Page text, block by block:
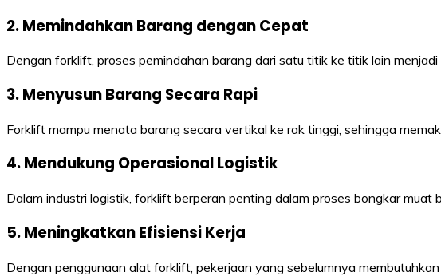
2. Memindahkan Barang dengan Cepat
Dengan forklift, proses pemindahan barang dari satu titik ke titik lain
3. Menyusun Barang Secara Rapi
Forklift mampu menata barang secara vertikal ke rak tinggi, sehingga
4. Mendukung Operasional Logistik
Dalam industri logistik, forklift berperan penting dalam proses bongkar muat
5. Meningkatkan Efisiensi Kerja
Dengan penggunaan alat forklift, pekerjaan yang sebelumnya